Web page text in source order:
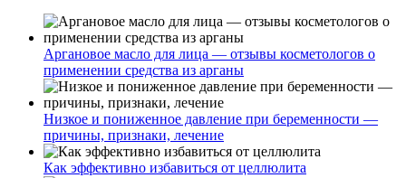
Аргановое масло для лица — отзывы косметологов о
применении средства из арганы
Низкое и пониженное давление при беременности —
причины, признаки, лечение
Как эффективно избавиться от целлюлита